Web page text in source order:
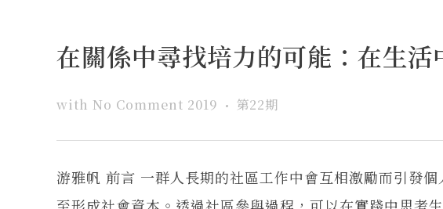
在關係中尋找培力的可能：在生
with No Comment 2019 第22期
游雅帆 前言 一群人長期的社區工作中會互相激勵而引發
至形成社會資本。透過社區參與過程，可以在實踐中思考